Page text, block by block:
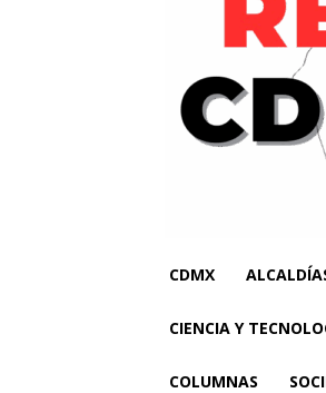
CDMX
CIENCIA Y
COLUMNAS